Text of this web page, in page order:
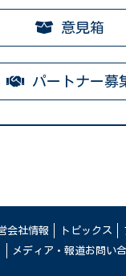
意見箱
パートナー募
会社情報 トピックス
メディア・報道お問い